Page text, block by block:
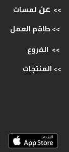
>> عن لمسات
>> طاقمالعمل
>> الفروع
>>المنتجات